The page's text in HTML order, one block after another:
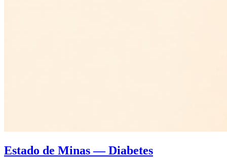
Estado de Minas — Diabetes